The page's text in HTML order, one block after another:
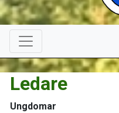
Ledare
Ungdomar